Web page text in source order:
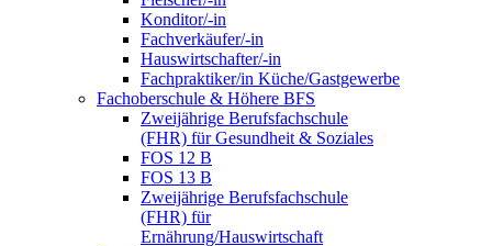
Konditor/-in
Fachverkäufer/-in
Hauswirtschafter/-in
Fachpraktiker/in Küche/Gastgewerbe
Fachoberschule & Höhere BFS
Zweijährige Berufsfachschule
(FHR) für Gesundheit & Soziales
FOS 12 B
FOS 13 B
Zweijährige Berufsfachschule
(FHR) für
Ernährung/Hauswirtschaft